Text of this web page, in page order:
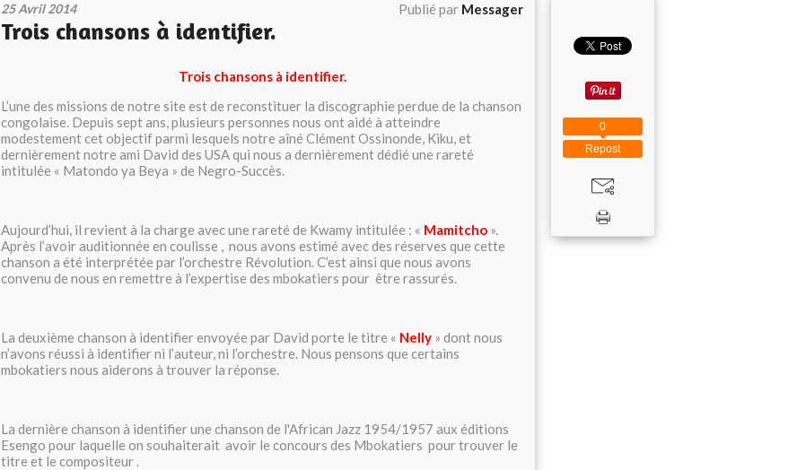
25 Avril 2014 Publié par Messager
Trois chansons à identifier.
Trois chansons à identifier.
L’une des missions de notre site est de reconstituer la discographie perdue de la chanson
congolaise. Depuis sept ans, plusieurs personnes nous ont aidé à atteindre
modestement cet objectif parmi lesquels notre aîné Clément Ossinonde, Kiku, et
dernièrement notre ami David des USA qui nous a dernièrement dédié une rareté
intitulée « Matondo ya Beya » de Negro-Succès.
Aujourd’hui, il revient à la charge avec une rareté de Kwamy intitulée : « Mamitcho ».
Après l’avoir auditionnée en coulisse , nous avons estimé avec des réserves que cette
chanson a été interprétée par l’orchestre Révolution. C’est ainsi que nous avons
convenu de nous en remettre à l’expertise des mbokatiers pour être rassurés.
La deuxième chanson à identifier envoyée par David porte le titre « Nelly » dont nous
n’avons réussi à identifier ni l’auteur, ni l’orchestre. Nous pensons que certains
mbokatiers nous aiderons à trouver la réponse.
La dernière chanson à identifier une chanson de l'African Jazz 1954/1957 aux éditions
Esengo pour laquelle on souhaiterait avoir le concours des Mbokatiers pour trouver le
titre et le compositeur .
Repost
0